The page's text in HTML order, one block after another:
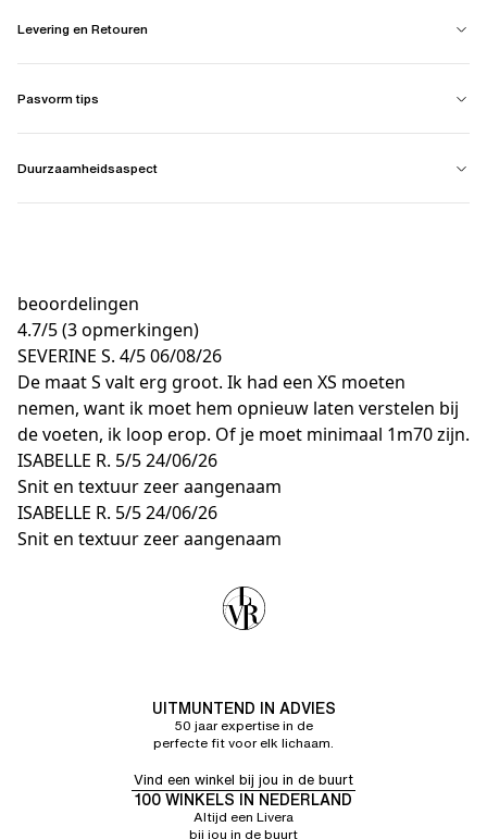
Levering en Retouren
Pasvorm tips
Duurzaamheidsaspect
beoordelingen
4.7/5(3 opmerkingen)
SEVERINE S. 4/506/08/26
De maat S valt erg groot. Ik had een XS moeten
nemen, want ik moet hem opnieuw laten verstelen bij
de voeten, ik loop erop. Of je moet minimaal 1m70 zijn.
ISABELLE R. 5/524/06/26
Snit en textuur zeer aangenaam
ISABELLE R. 5/524/06/26
Snit en textuur zeer aangenaam
UITMUNTEND IN ADVIES
50 jaar expertise in de
perfecte fit voor elk lichaam.
Vind een winkel bij jou in de buurt
100 WINKELS IN NEDERLAND
Altijd een Livera
bij jou in de buurt